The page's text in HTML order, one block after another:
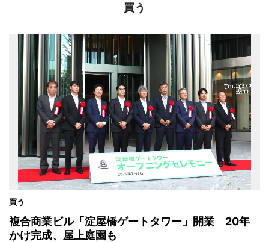
買う
買う
複合商業ビル「淀屋橋ゲートタワー」開業 20年
かけ完成、屋上庭園も